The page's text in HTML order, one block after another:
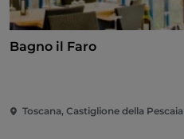
Bagno il Faro
Toscana, Castiglione della Pescaia